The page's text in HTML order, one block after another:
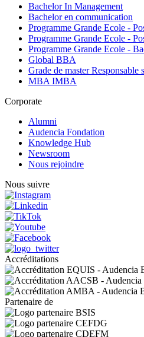
Bachelor In Management
Bachelor en communication
Programme Grande Ecole -
Programme Grande Ecole -
Programme Grande Ecole -
Global BBA
Grade de master Responsable
MBA IMBA
Corporate
Alumni
Audencia Fondation
Knowledge Hub
Newsroom
Nous rejoindre
Nous suivre
Accréditations
Partenaire de